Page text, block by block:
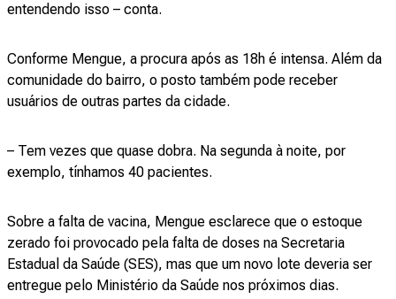
entendendo isso – conta.
Conforme Mengue, a procura após as 18h é intensa. Além da
comunidade do bairro, o posto também pode receber
usuários de outras partes da cidade.
– Tem vezes que quase dobra. Na segunda à noite, por
exemplo, tínhamos 40 pacientes.
Sobre a falta de vacina, Mengue esclarece que o estoque
zerado foi provocado pela falta de doses na Secretaria
Estadual da Saúde (SES), mas que um novo lote deveria ser
entregue pelo Ministério da Saúde nos próximos dias.